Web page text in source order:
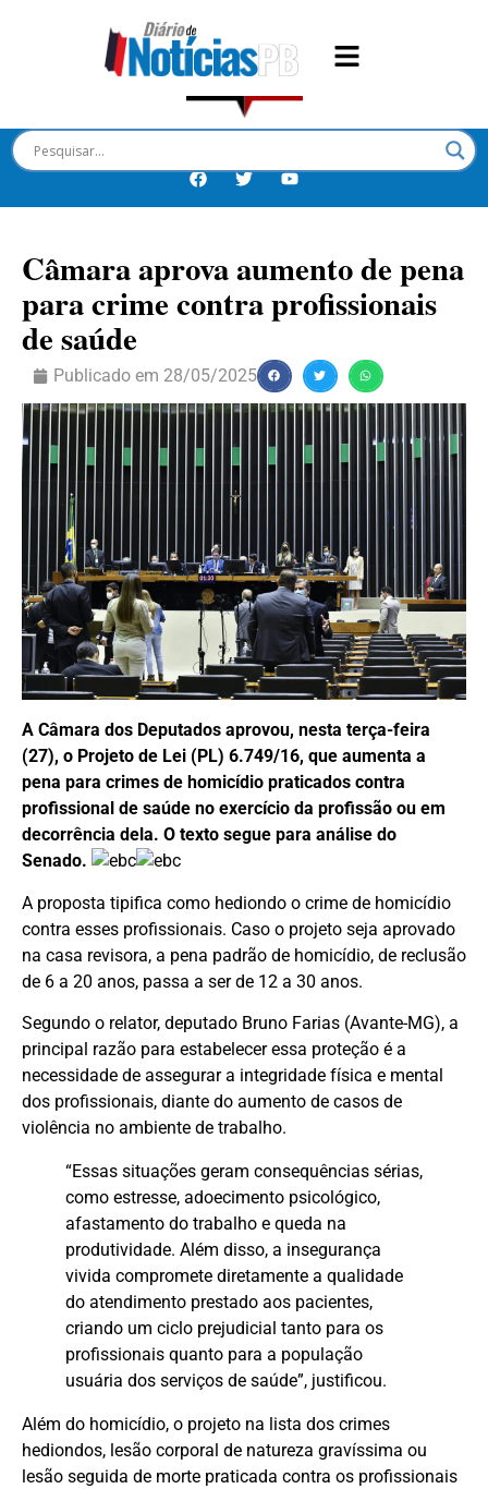
Câmara aprova aumento de pena
para crime contra profissionais
de saúde
Publicado em 28/05/2025
A Câmara dos Deputados aprovou, nesta terça-feira
(27), o Projeto de Lei (PL) 6.749/16, que aumenta a
pena para crimes de homicídio praticados contra
profissional de saúde no exercício da profissão ou em
decorrência dela. O texto segue para análise do
Senado.
A proposta tipifica como hediondo o crime de homicídio
contra esses profissionais. Caso o projeto seja aprovado
na casa revisora, a pena padrão de homicídio, de reclusão
de 6 a 20 anos, passa a ser de 12 a 30 anos.
Segundo o relator, deputado Bruno Farias (Avante-MG), a
principal razão para estabelecer essa proteção é a
necessidade de assegurar a integridade física e mental
dos profissionais, diante do aumento de casos de
violência no ambiente de trabalho.
“Essas situações geram consequências sérias,
como estresse, adoecimento psicológico,
afastamento do trabalho e queda na
produtividade. Além disso, a insegurança
vivida compromete diretamente a qualidade
do atendimento prestado aos pacientes,
criando um ciclo prejudicial tanto para os
profissionais quanto para a população
usuária dos serviços de saúde”, justificou.
Além do homicídio, o projeto na lista dos crimes
hediondos, lesão corporal de natureza gravíssima ou
lesão seguida de morte praticada contra os profissionais